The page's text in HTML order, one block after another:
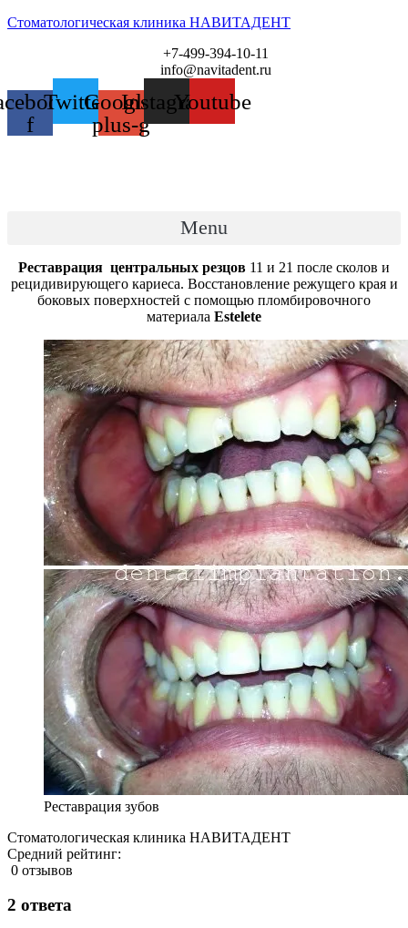
Стоматологическая клиника НАВИТАДЕНТ
+7-499-394-10-11
info@navitadent.ru
f
TwitterGoogle-
plus-g
InstagramYoutube
Menu
Реставрация центральных резцов 11 и 21 после сколов и
рецидивирующего кариеса. Восстановление режущего края и
боковых поверхностей с помощью пломбировочного
материала Estelete
Реставрация зубов
Стоматологическая клиника НАВИТАДЕНТ
Средний рейтинг:
0 отзывов
2 ответа